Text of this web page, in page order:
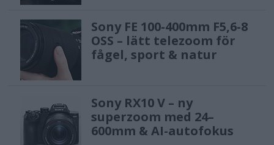
Sony FE 100-400mm F5,6-8
OSS – lätt telezoom för
fågel, sport & natur
Sony RX10 V – ny
superzoom med 24–
600mm & AI-autofokus